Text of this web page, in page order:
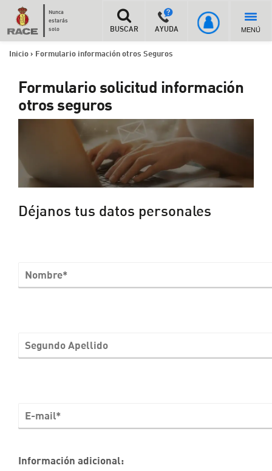
Nunca
estarás
solo
BUSCAR AYUDA MENÚ
Inicio > Formulario información otros Seguros
Formulario solicitud información
otros seguros
Déjanos tus datos personales
Información adicional: